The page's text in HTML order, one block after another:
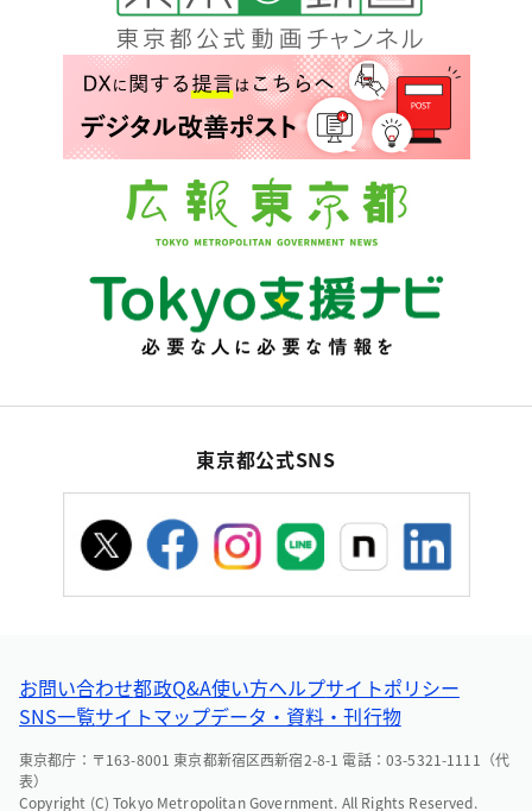
東京都公式SNS
お問い合わせ都政Q&A使い方ヘルプサイトポリシー
SNS一覧サイトマップデータ・資料・刊行物
東京都庁：〒163-8001 東京都新宿区西新宿2-8-1 電話：03-5321-1111（代
表）
Copyright (C) Tokyo Metropolitan Government. All Rights Reserved.